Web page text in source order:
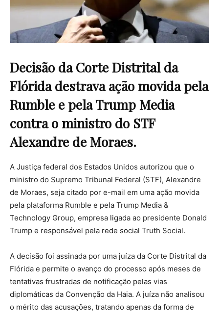
Decisão da Corte Distrital da
Flórida destrava ação movida pela
Rumble e pela Trump Media
contra o ministro do STF
Alexandre de Moraes.
A Justiça federal dos Estados Unidos autorizou que o
ministro do Supremo Tribunal Federal (STF), Alexandre
de Moraes, seja citado por e-mail em uma ação movida
pela plataforma Rumble e pela Trump Media &
Technology Group, empresa ligada ao presidente Donald
Trump e responsável pela rede social Truth Social.
A decisão foi assinada por uma juíza da Corte Distrital da
Flórida e permite o avanço do processo após meses de
tentativas frustradas de notificação pelas vias
diplomáticas da Convenção da Haia. A juíza não analisou
o mérito das acusações, tratando apenas da forma de